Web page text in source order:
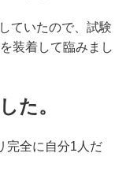
ていたので、試験
装着して臨みまし
た。
完全に自分1人だ